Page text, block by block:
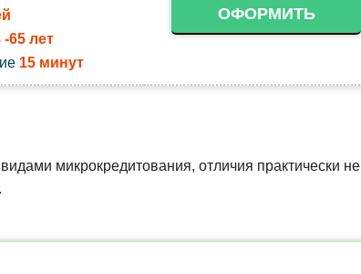
-65 лет
15 минут
ОФОРМИТЬ
микрокредитования, отличия практически не